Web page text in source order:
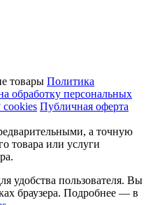
товары Политика
обработку персональных
cookies Публичная оферта
а точную
товара или услуги
удобства пользователя. Вы
браузера. Подробнее — в